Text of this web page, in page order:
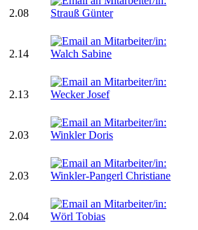
2.08
2.14
2.13
2.03
2.03
2.04